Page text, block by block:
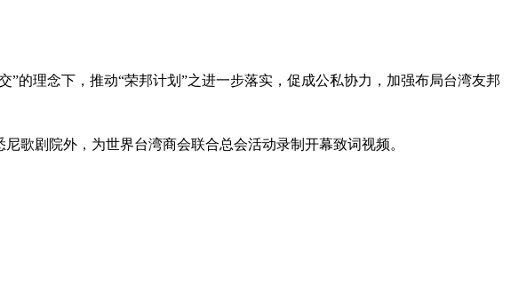
的理念下，推动“荣邦计划”之进一步落实，促成公私协力，加强布局台湾友邦
歌剧院外，为世界台湾商会联合总会活动录制开幕致词视频。